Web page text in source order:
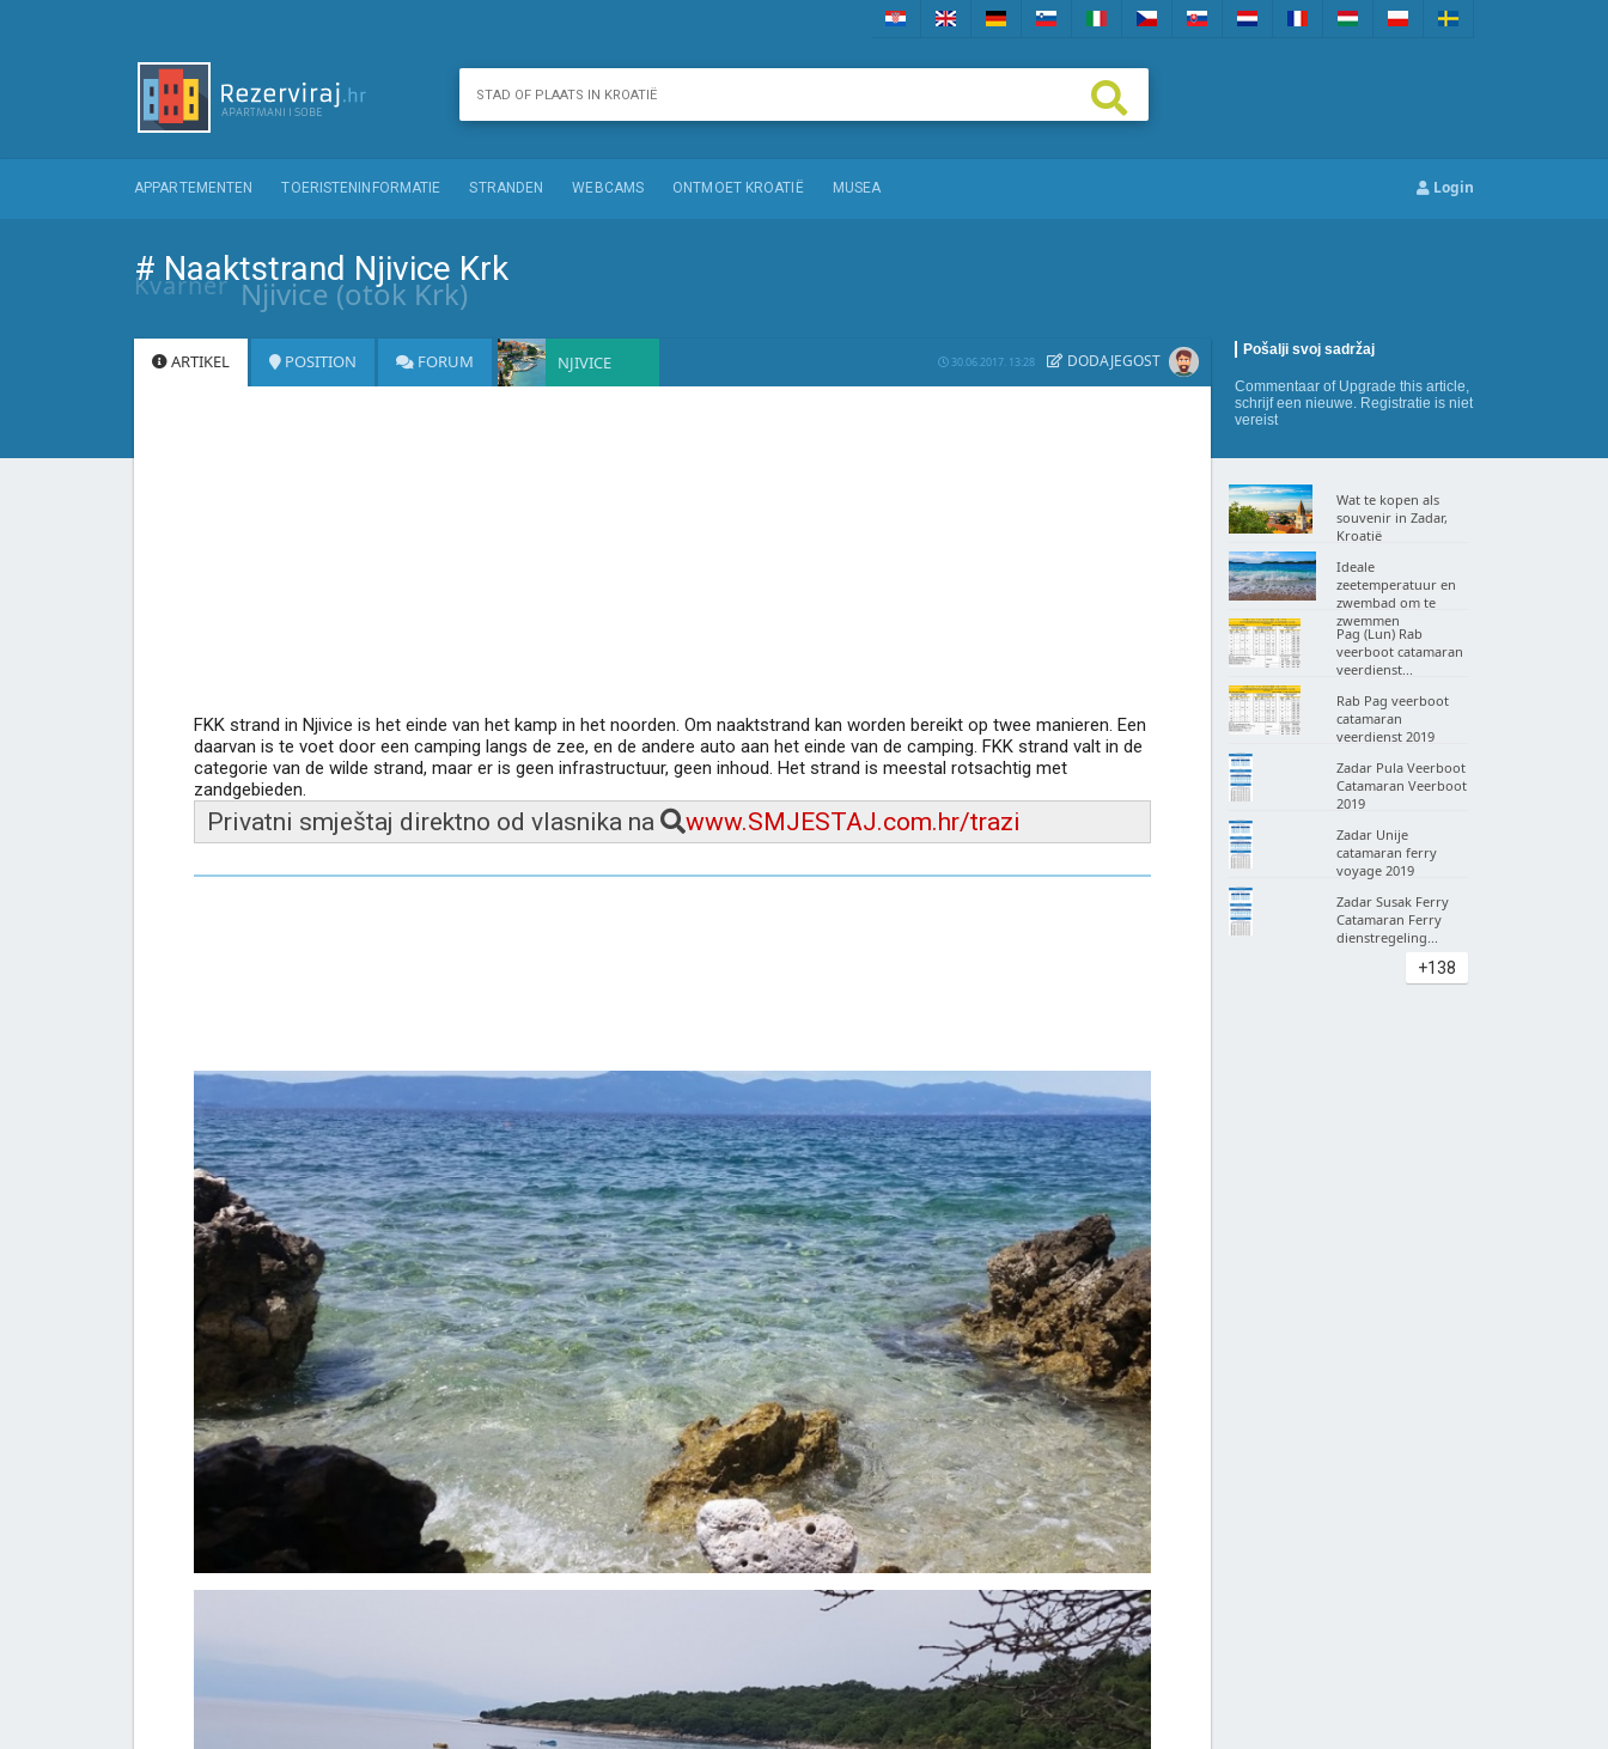
APPARTEMENTEN TOERISTENINFORMATIE STRANDEN WEBCAMS ONTMOET KROATIË MUSEA Login
# Naaktstrand Njivice Krk
Kvarner Njivice (otok Krk)
Pošalji svoj sadržaj
Commentaar of Upgrade this article,
schrijf een nieuwe. Registratie is niet
vereist
ARTIKEL POSITION FORUM NJIVICE 30.06.2017. 13:28 DODAJEGOST
FKK strand in Njivice is het einde van het kamp in het noorden. Om naaktstrand kan worden bereikt op twee manieren. Een
daarvan is te voet door een camping langs de zee, en de andere auto aan het einde van de camping. FKK strand valt in de
categorie van de wilde strand, maar er is geen infrastructuur, geen inhoud. Het strand is meestal rotsachtig met
zandgebieden.
Privatni smještaj direktno od vlasnika na www.SMJESTAJ.com.hr/trazi
Wat te kopen als
souvenir in Zadar,
Kroatië
Ideale
zeetemperatuur en
zwembad om te
zwemmen
Pag (Lun) Rab
veerboot catamaran
veerdienst...
Rab Pag veerboot
catamaran
veerdienst 2019
Zadar Pula Veerboot
Catamaran Veerboot
2019
Zadar Unije
catamaran ferry
voyage 2019
Zadar Susak Ferry
Catamaran Ferry
dienstregeling...
+138